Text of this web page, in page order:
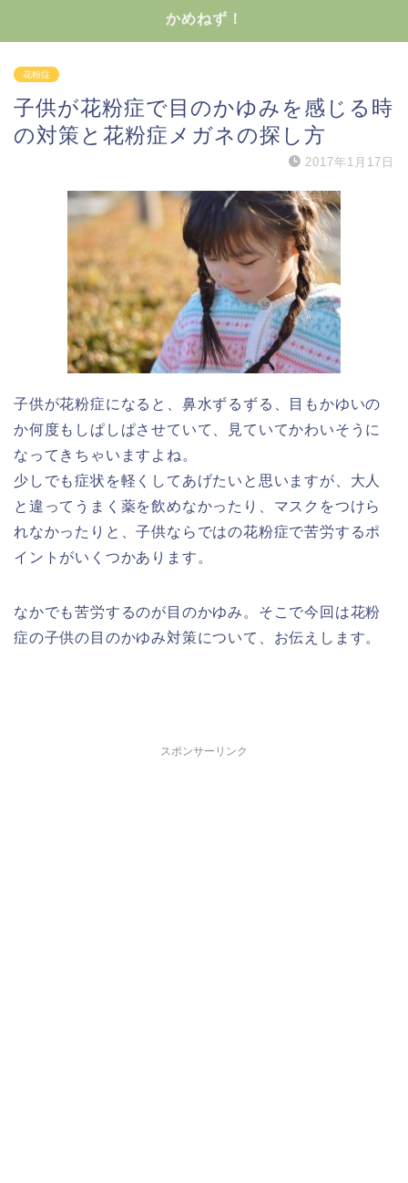
かめねず！
花粉症
子供が花粉症で目のかゆみを感じる時
の対策と花粉症メガネの探し方
2017年1月17日
子供が花粉症になると、鼻水ずるずる、目もかゆいの
か何度もしぱしぱさせていて、見ていてかわいそうに
なってきちゃいますよね。
少しでも症状を軽くしてあげたいと思いますが、大人
と違ってうまく薬を飲めなかったり、マスクをつけら
れなかったりと、子供ならではの花粉症で苦労するポ
イントがいくつかあります。
なかでも苦労するのが目のかゆみ。そこで今回は花粉
症の子供の目のかゆみ対策について、お伝えします。
スポンサーリンク